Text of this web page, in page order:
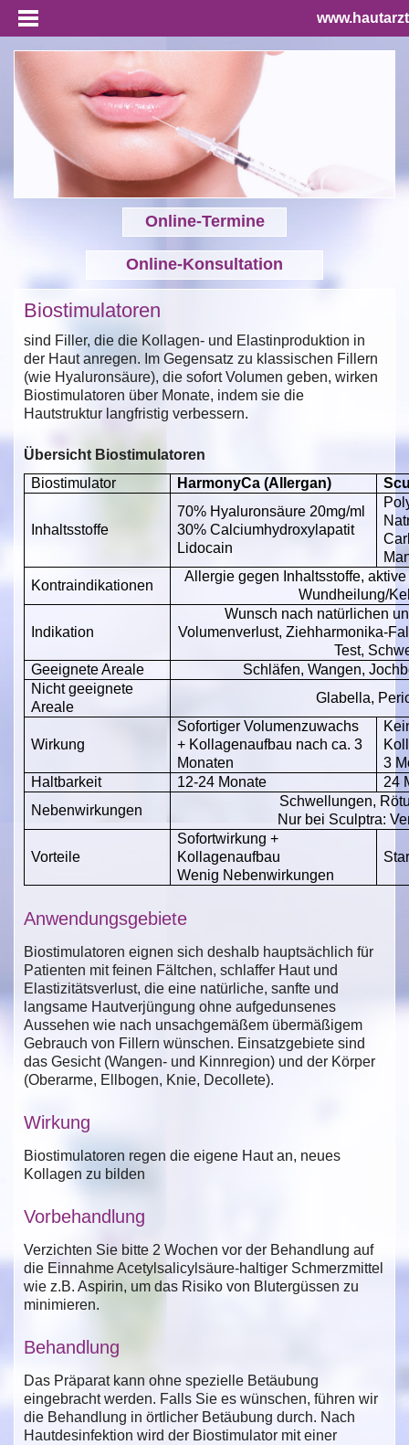
Online-Termine
Online-Konsultation
Biostimulatoren
sind Filler, die die Kollagen- und Elastinproduktion in
der Haut anregen. Im Gegensatz zu klassischen Fillern
(wie Hyaluronsäure), die sofort Volumen geben, wirken
Biostimulatoren über Monate, indem sie die
Hautstruktur langfristig verbessern.
Übersicht Biostimulatoren
Biostimulator
HarmonyCa (Allergan)
Inhaltsstoffe
70% Hyaluronsäure 20mg/ml
30% Calciumhydroxylapatit
Lidocain
Kontraindikationen
Allergie gegen Inhaltsstoffe,
Wundheilung/
Indikation
Wunsch nach natürlichen
Volumenverlust, Ziehharmonika-
Test,
Geeignete Areale
Schläfen, Wangen,
Nicht geeignete
Areale
Glabella,
Wirkung
Sofortiger Volumenzuwachs
+ Kollagenaufbau nach ca. 3
Monaten
3
Haltbarkeit
12-24 Monate
24
Nebenwirkungen
Schwellungen,
Nur bei Sculptra:
Vorteile
Sofortwirkung +
Kollagenaufbau
Wenig Nebenwirkungen
Anwendungsgebiete
Biostimulatoren eignen sich deshalb hauptsächlich für
Patienten mit feinen Fältchen, schlaffer Haut und
Elastizitätsverlust, die eine natürliche, sanfte und
langsame Hautverjüngung ohne aufgedunsenes
Aussehen wie nach unsachgemäßem übermäßigem
Gebrauch von Fillern wünschen. Einsatzgebiete sind
das Gesicht (Wangen- und Kinnregion) und der Körper
(Oberarme, Ellbogen, Knie, Decollete).
Wirkung
Biostimulatoren regen die eigene Haut an, neues
Kollagen zu bilden
Vorbehandlung
Verzichten Sie bitte 2 Wochen vor der Behandlung auf
die Einnahme Acetylsalicylsäure-haltiger Schmerzmittel
wie z.B. Aspirin, um das Risiko von Blutergüssen zu
minimieren.
Behandlung
Das Präparat kann ohne spezielle Betäubung
eingebracht werden. Falls Sie es wünschen, führen wir
die Behandlung in örtlicher Betäubung durch. Nach
Hautdesinfektion wird der Biostimulator mit einer